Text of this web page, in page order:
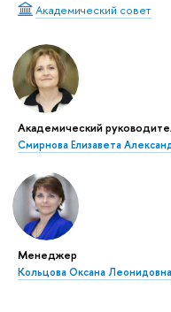
Академический совет
Академический
Смирнова Елизавета
Менеджер
Кольцова Оксана Леонидовна